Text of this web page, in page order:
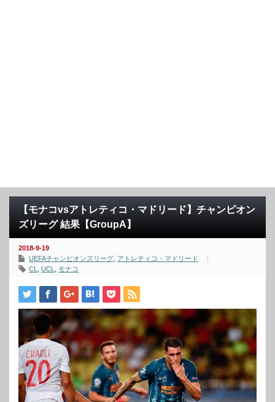
【モナコvsアトレティコ・マドリード】チャンピオン
ズリーグ 結果【GroupA】
2018-9-19
UEFAチャンピオンズリーグ アトレティコ・マドリード
CL
UCL モナコ